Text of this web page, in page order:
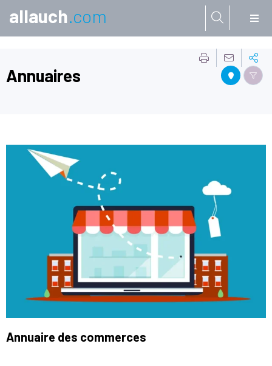
allauch.com
Annuaires
Annuaire des commerces